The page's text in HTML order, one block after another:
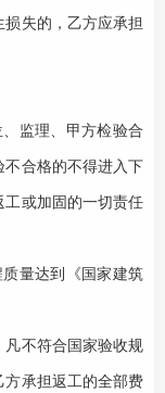
失的，乙方应承担
监理、甲方检验合
不合格的不得进入下
工或加固的一切责任
量达到《国家建筑
凡不符合国家验收规
方承担返工的全部费